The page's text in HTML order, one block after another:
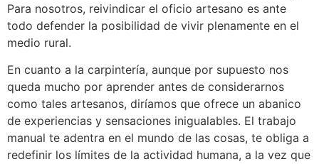
Para nosotros, reivindicar el oficio artesano es ante
todo defender la posibilidad de vivir plenamente en el
medio rural.
En cuanto a la carpintería, aunque por supuesto nos
queda mucho por aprender antes de considerarnos
como tales artesanos, diríamos que ofrece un abanico
de experiencias y sensaciones inigualables. El trabajo
manual te adentra en el mundo de las cosas, te obliga a
redefinir los límites de la actividad humana, a la vez que